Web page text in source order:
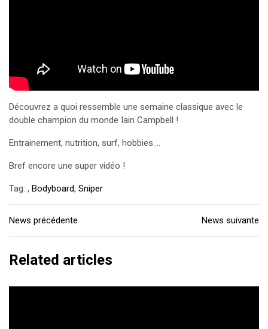
Découvrez a quoi ressemble une semaine classique avec le
double champion du monde Iain Campbell !
Entrainement, nutrition, surf, hobbies....
Bref encore une super vidéo !
Tag: , Bodyboard, Sniper
News précédente News suivante
Related articles